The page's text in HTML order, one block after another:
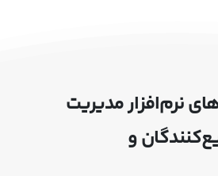
نرم‌افزار مدیریت
و